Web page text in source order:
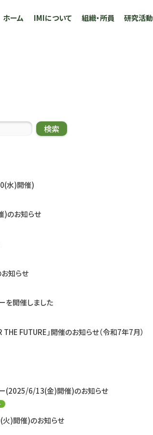
ホーム IMIについて 組織・所員 研究活動
検索
水)開催)
のお知らせ
知らせ
を開催しました
FUTURE」開催のお知らせ（令和7年7月）
ー(2025/6/13(金)開催)のお知らせ
)開催)のお知らせ